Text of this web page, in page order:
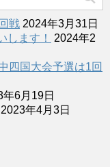
戦 2024年3月31日
します！
2024年2
四国大会予選は1回
年6月19日
2023年4月3日